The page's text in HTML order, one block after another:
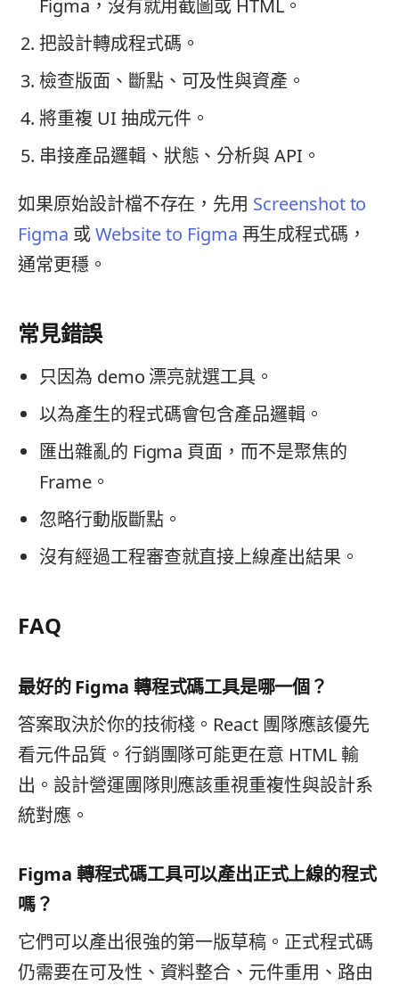
Figma，沒有就用截圖或 HTML。
把設計轉成程式碼。
檢查版面、斷點、可及性與資產。
將重複 UI 抽成元件。
串接產品邏輯、狀態、分析與 API。
如果原始設計檔不存在，先用 Screenshot to
Figma 或Website to Figma 再生成程式碼，
通常更穩。
常見錯誤
只因為 demo 漂亮就選工具。
以為產生的程式碼會包含產品邏輯。
匯出雜亂的 Figma 頁面，而不是聚焦的
Frame。
忽略行動版斷點。
沒有經過工程審查就直接上線產出結果。
FAQ
最好的 Figma 轉程式碼工具是哪一個？
答案取決於你的技術棧。React 團隊應該優先
看元件品質。行銷團隊可能更在意 HTML 輸
出。設計營運團隊則應該重視重複性與設計系
統對應。
Figma 轉程式碼工具可以產出正式上線的程式
嗎？
它們可以產出很強的第一版草稿。正式程式碼
仍需要在可及性、資料整合、元件重用、路由